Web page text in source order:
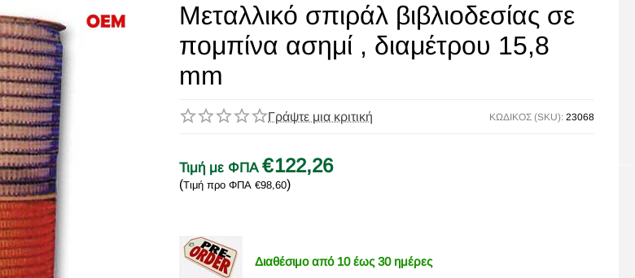
Μεταλλικό σπιράλ βιβλιοδεσίας σε
πομπίνα ασημί , διαμέτρου 15,8
mm
Γράψτε μια κριτική ΚΩΔΙΚΟΣ (SKU): 23068
Τιμή με ΦΠΑ €122,26
(Τιμή προ ΦΠΑ €98,60)
Διαθέσιμο από 10 έως 30 ημέρες